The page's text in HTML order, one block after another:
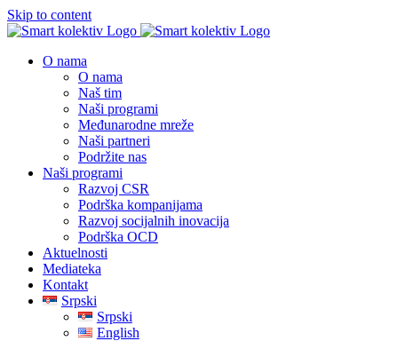
Skip to content
O nama
O nama
Naš tim
Naši programi
Međunarodne mreže
Naši partneri
Podržite nas
Naši programi
Razvoj CSR
Podrška kompanijama
Razvoj socijalnih inovacija
Podrška OCD
Aktuelnosti
Mediateka
Kontakt
Srpski
Srpski
English